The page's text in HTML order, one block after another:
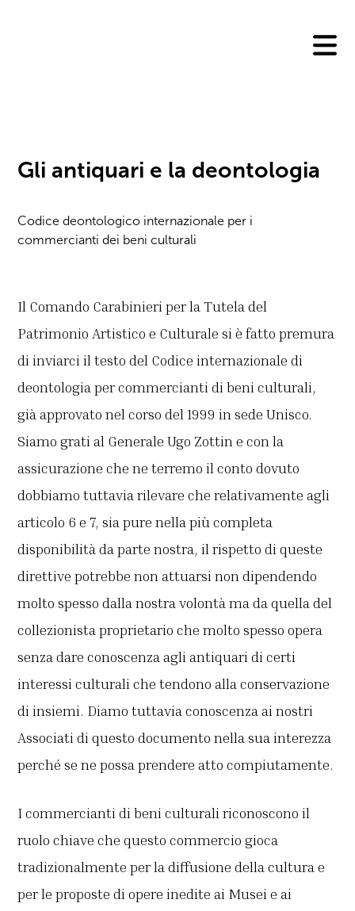
Gli antiquari e la deontologia
Codice deontologico internazionale per i
commercianti dei beni culturali
Il Comando Carabinieri per la Tutela del
Patrimonio Artistico e Culturale si è fatto premura
di inviarci il testo del Codice internazionale di
deontologia per commercianti di beni culturali,
già approvato nel corso del 1999 in sede Unisco.
Siamo grati al Generale Ugo Zottin e con la
assicurazione che ne terremo il conto dovuto
dobbiamo tuttavia rilevare che relativamente agli
articolo 6 e 7, sia pure nella più completa
disponibilità da parte nostra, il rispetto di queste
direttive potrebbe non attuarsi non dipendendo
molto spesso dalla nostra volontà ma da quella del
collezionista proprietario che molto spesso opera
senza dare conoscenza agli antiquari di certi
interessi culturali che tendono alla conservazione
di insiemi. Diamo tuttavia conoscenza ai nostri
Associati di questo documento nella sua interezza
perché se ne possa prendere atto compiutamente.
I commercianti di beni culturali riconoscono il
ruolo chiave che questo commercio gioca
tradizionalmente per la diffusione della cultura e
per le proposte di opere inedite ai Musei e ai